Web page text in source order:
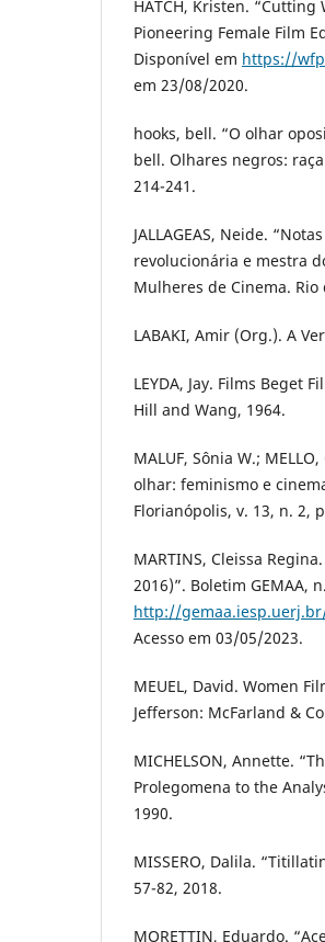
HATCH, Kristen.
Pioneering Female Film
Disponível em https://
em 23/08/2020.
hooks, bell. “O olhar
bell. Olhares negros:
214-241.
JALLAGEAS, Neide.
revolucionária e mestra
Mulheres de Cinema. Rio
LABAKI, Amir (Org.). A
LEYDA, Jay. Films Beget
Hill and Wang, 1964.
MALUF, Sônia W.;
olhar: feminismo e
Florianópolis, v. 13, n. 2,
MARTINS, Cleissa
2016)”. Boletim GEMAA,
http://
Acesso em 03/05/2023.
MEUEL, David. Women
Jefferson: McFarland &
MICHELSON, Annette.
Prolegomena to the
1990.
MISSERO, Dalila.
57-82, 2018.
MORETTIN, Eduardo.